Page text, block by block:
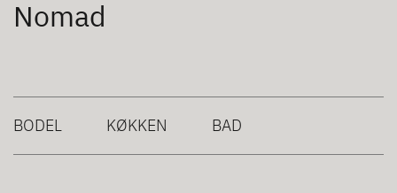
Nomad
BODEL KØKKEN BAD